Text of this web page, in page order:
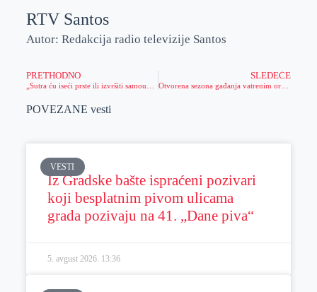
RTV Santos
Autor: Redakcija radio televizije Santos
PRETHODNO SLEDEĆE
POVEZANE vesti
VESTI
Iz Gradske bašte ispraćeni pozivari
koji besplatnim pivom ulicama
grada pozivaju na 41. „Dane piva“
5. avgust 2026. 13:36